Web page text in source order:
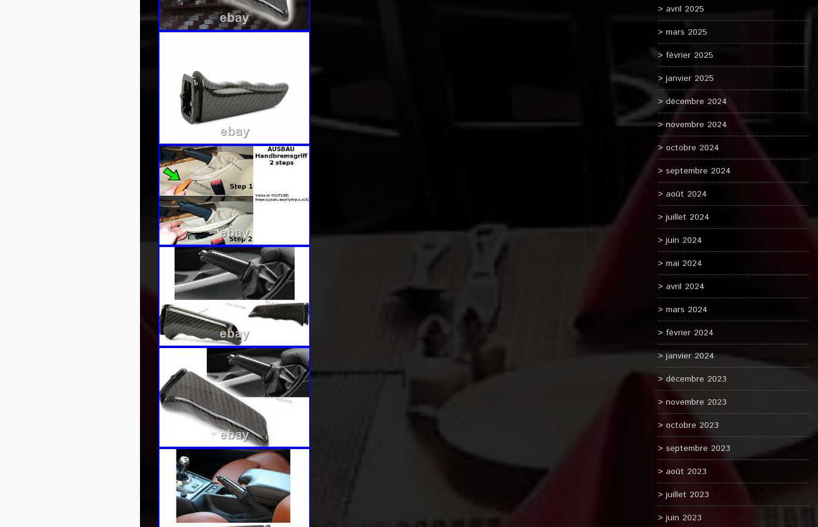
avril 2025
mars 2025
février 2025
janvier 2025
décembre 2024
novembre 2024
octobre 2024
septembre 2024
août 2024
juillet 2024
juin 2024
mai 2024
avril 2024
mars 2024
février 2024
janvier 2024
décembre 2023
novembre 2023
octobre 2023
septembre 2023
août 2023
juillet 2023
juin 2023